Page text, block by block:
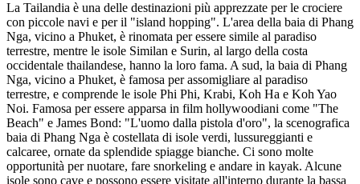
La Tailandia è una delle destinazioni più apprezzate per le crociere
con piccole navi e per il "island hopping". L'area della baia di Phang
Nga, vicino a Phuket, è rinomata per essere simile al paradiso
terrestre, mentre le isole Similan e Surin, al largo della costa
occidentale thailandese, hanno la loro fama. A sud, la baia di Phang
Nga, vicino a Phuket, è famosa per assomigliare al paradiso
terrestre, e comprende le isole Phi Phi, Krabi, Koh Ha e Koh Yao
Noi. Famosa per essere apparsa in film hollywoodiani come "The
Beach" e James Bond: "L'uomo dalla pistola d'oro", la scenografica
baia di Phang Nga è costellata di isole verdi, lussureggianti e
calcaree, ornate da splendide spiagge bianche. Ci sono molte
opportunità per nuotare, fare snorkeling e andare in kayak. Alcune
isole sono cave e possono essere visitate all'interno durante la bassa